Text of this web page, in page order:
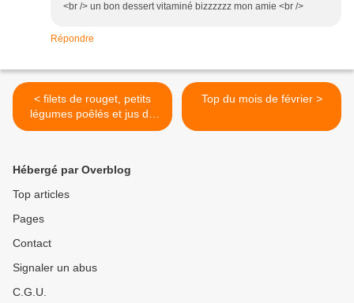
<br /> un bon dessert vitaminé bizzzzzz mon amie <br />
Répondre
< filets de rouget, petits
légumes poêlés et jus de
persil
Top du mois de février >
Hébergé par Overblog
Top articles
Pages
Contact
Signaler un abus
C.G.U.